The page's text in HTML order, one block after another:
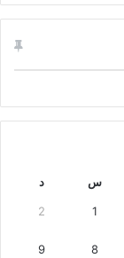
س د
1
2
8
9